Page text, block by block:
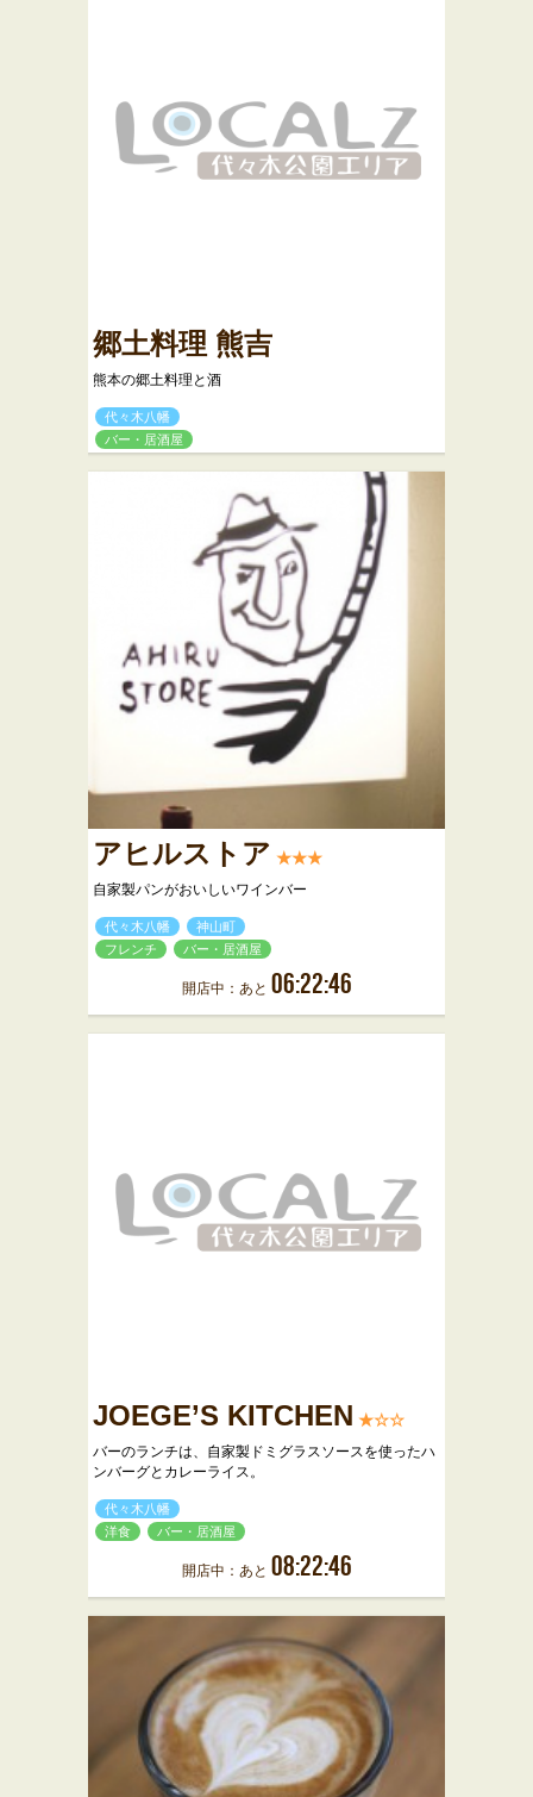
郷土料理 熊吉
熊本の郷土料理と酒
代々木八幡
バー・居酒屋
アヒルストア ★★★
自家製パンがおいしいワインバー
代々木八幡
神山町
フレンチ
バー・居酒屋
開店中：あと 06:22:46
JOEGE’S KITCHEN ★☆☆
バーのランチは、自家製ドミグラスソースを使ったハ
ンバーグとカレーライス。
代々木八幡
洋食
バー・居酒屋
開店中：あと 08:22:46